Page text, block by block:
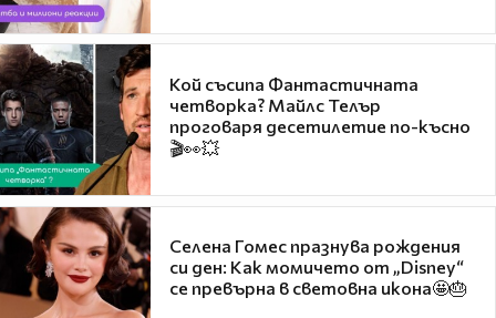
Кой съсипа Фантастичната
четворка? Майлс Телър
проговаря десетилетие по-късно
🎬👀💥
Селена Гомес празнува рождения
си ден: Как момичето от „Disney“
се превърна в световна икона🤩🎂